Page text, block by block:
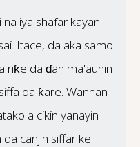
na iya shafar kayan
Itace, da aka samo
riƙe da ɗan ma'aunin
da ƙare. Wannan
a cikin yanayin
da canjin siffar ke